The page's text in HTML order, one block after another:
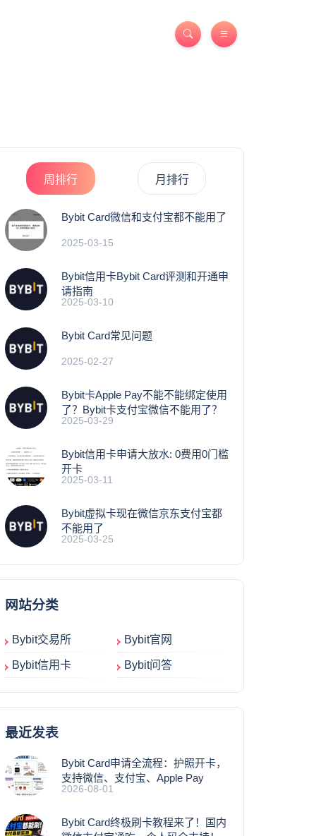
周排行 月排行
Bybit Card微信和支付宝都不能用了
2025-03-15
Bybit信用卡Bybit Card评测和开通申
请指南
2025-03-10
Bybit Card常见问题
2025-02-27
Bybit卡Apple Pay不能不能绑定使用
了？Bybit卡支付宝微信不能用了？
2025-03-29
Bybit信用卡申请大放水: 0费用0门槛
开卡
2025-03-11
Bybit虚拟卡现在微信京东支付宝都
不能用了
2025-03-25
网站分类
Bybit交易所 Bybit官网
Bybit信用卡 Bybit问答
最近发表
Bybit Card申请全流程：护照开卡，
支持微信、支付宝、Apple Pay
2026-08-01
Bybit Card终极刷卡教程来了！国内